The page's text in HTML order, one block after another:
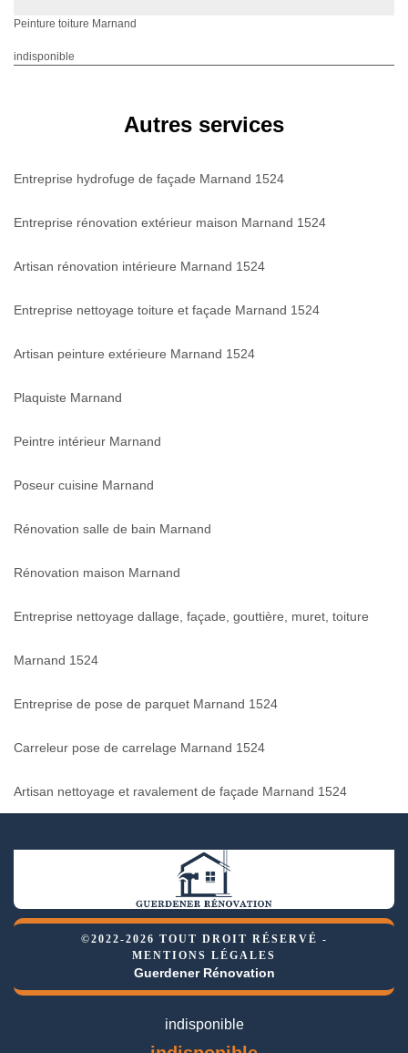
Peinture toiture Marnand
indisponible
Autres services
Entreprise hydrofuge de façade Marnand 1524
Entreprise rénovation extérieur maison Marnand 1524
Artisan rénovation intérieure Marnand 1524
Entreprise nettoyage toiture et façade Marnand 1524
Artisan peinture extérieure Marnand 1524
Plaquiste Marnand
Peintre intérieur Marnand
Poseur cuisine Marnand
Rénovation salle de bain Marnand
Rénovation maison Marnand
Entreprise nettoyage dallage, façade, gouttière, muret, toiture
Marnand 1524
Entreprise de pose de parquet Marnand 1524
Carreleur pose de carrelage Marnand 1524
Artisan nettoyage et ravalement de façade Marnand 1524
©2022-2026 TOUT DROIT RÉSERVÉ -
MENTIONS LÉGALES
Guerdener Rénovation
indisponible